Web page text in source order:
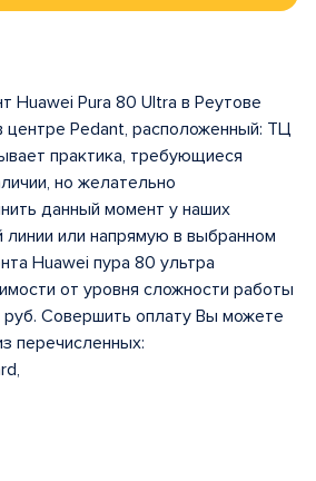
Huawei Pura 80 Ultra в Реутове
центрe Pedant, расположенный: ТЦ
практика, требующиеся
но желательно
данный момент у наших
линии или напрямую в выбранном
Huawei пура 80 ультра
от уровня сложности работы
руб. Совершить оплату Вы можете
перечисленных: